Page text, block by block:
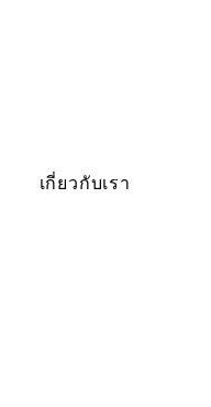
เกี่ยวกับเรา